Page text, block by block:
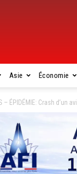
Asie Économie
– ÉPIDÉMIE: Crash d’un